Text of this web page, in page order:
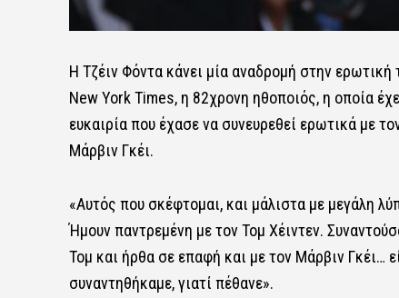
Η Τζέιν Φόντα κάνει μία αναδρομή στην ερωτική
New York Times, η 82χρονη ηθοποιός, η οποία
ευκαιρία που έχασε να συνευρεθεί ερωτικά με
Μάρβιν Γκέι.
«Αυτός που σκέφτομαι, και μάλιστα με μεγάλη
Ήμουν παντρεμένη με τον Τομ Χέιντεν.
Τομ και ήρθα σε επαφή και με τον Μάρβιν Γκέι…
συναντηθήκαμε, γιατί πέθανε».